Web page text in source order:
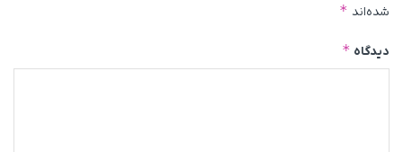
شده‌اند *
دیدگاه *